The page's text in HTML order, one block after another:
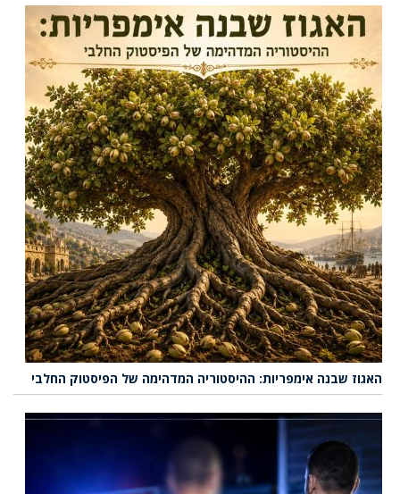
האגוז שבנה אימפריות: ההיסטוריה המדהימה של הפיסטוק החלבי